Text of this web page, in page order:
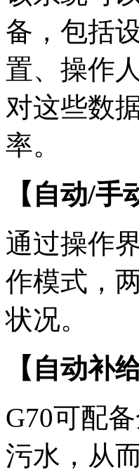
备，包括
置、操作
对这些数
率。
【自动/手
通过操作
作模式，
状况。
【自动补
G70可配
污水，从